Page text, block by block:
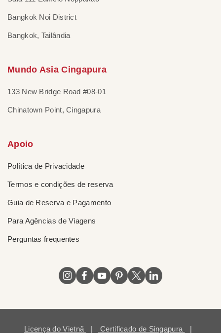
Bangkok Noi District
Bangkok, Tailândia
Mundo Asia Cingapura
133 New Bridge Road #08-01
Chinatown Point, Cingapura
Apoio
Política de Privacidade
Termos e condições de reserva
Guia de Reserva e Pagamento
Para Agências de Viagens
Perguntas frequentes
Licença do Vietnã | Certificado de Singapura |